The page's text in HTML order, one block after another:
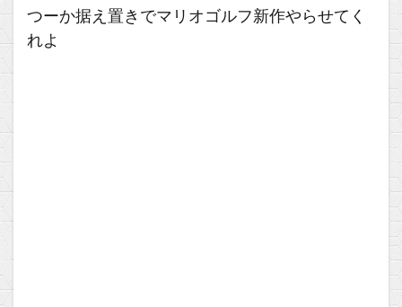
つーか据え置きでマリオゴルフ新作やらせてく
れよ